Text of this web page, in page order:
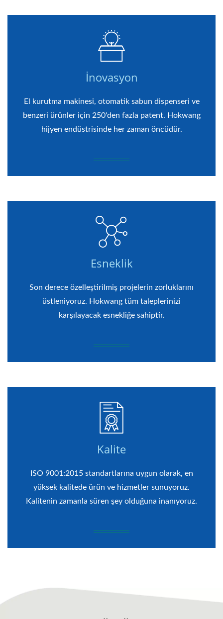
İnovasyon
El kurutma makinesi, otomatik sabun dispenseri ve
benzeri ürünler için 250'den fazla patent. Hokwang
hijyen endüstrisinde her zaman öncüdür.
Esneklik
Son derece özelleştirilmiş projelerin zorluklarını
üstleniyoruz. Hokwang tüm taleplerinizi
karşılayacak esnekliğe sahiptir.
Kalite
ISO 9001:2015 standartlarına uygun olarak, en
yüksek kalitede ürün ve hizmetler sunuyoruz.
Kalitenin zamanla süren şey olduğuna inanıyoruz.